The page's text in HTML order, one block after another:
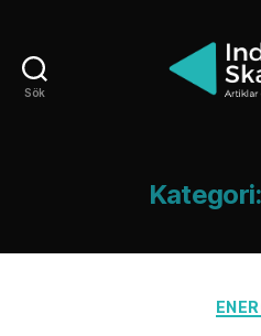
Sök
Kategori: